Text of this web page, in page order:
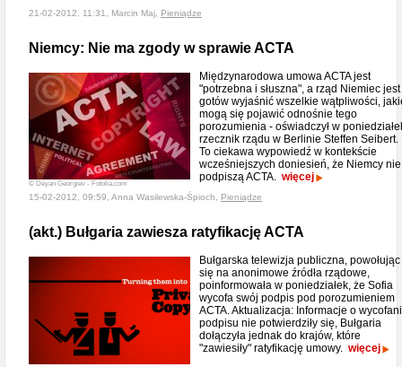
21-02-2012, 11:31, Marcin Maj, Pieniądze
Niemcy: Nie ma zgody w sprawie ACTA
© Deyan Georgiev - Fotolia.com
Międzynarodowa umowa ACTA jest
"potrzebna i słuszna", a rząd Niemiec jest
gotów wyjaśnić wszelkie wątpliwości,
mogą się pojawić odnośnie tego
porozumienia - oświadczył w
rzecznik rządu w Berlinie Steffen Seibert.
To ciekawa wypowiedź w kontekście
wcześniejszych doniesień, że Niemcy nie
podpiszą ACTA. więcej
15-02-2012, 09:59, Anna Wasilewska-Śpioch, Pieniądze
(akt.) Bułgaria zawiesza ratyfikację ACTA
Bułgarska telewizja publiczna, powołując
się na anonimowe źródła rządowe,
poinformowała w poniedziałek, że Sofia
wycofa swój podpis pod porozumieniem
ACTA. Aktualizacja: Informacje o
podpisu nie potwierdziły się, Bułgaria
dołączyła jednak do krajów, które
"zawiesiły" ratyfikację umowy. więcej